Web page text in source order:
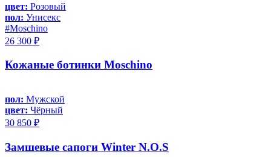
цвет: Розовый
пол: Унисекс
#Moschino
26 300 ₽
Кожаные ботинки Moschino
пол: Мужской
цвет: Чёрный
30 850 ₽
Замшевые сапоги Winter N.O.S